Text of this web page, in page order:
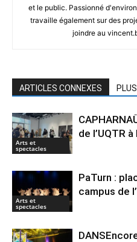
et le public. Passionné
travaille également sur des
joindre au
ARTICLES CONNEXES
Arts et
spectacles
de l’UQTR
Arts et
spectacles
PaTurn :
campus de